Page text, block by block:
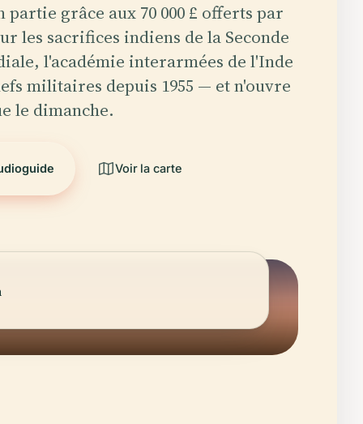
partie grâce aux 70 000 £ offerts par
les sacrifices indiens de la Seconde
l'académie interarmées de l'Inde
militaires depuis 1955 — et n'ouvre
le dimanche.
Voir la carte